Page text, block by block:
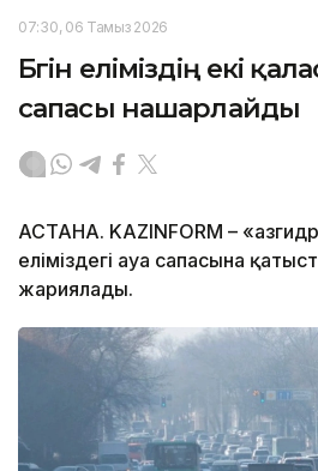
07:30, 06 Тамыз 2026
Бүгін еліміздің екі
сапасы нашарлайды
АСТАНА. KAZINFORM –
еліміздегі ауа сапасына
жариялады.